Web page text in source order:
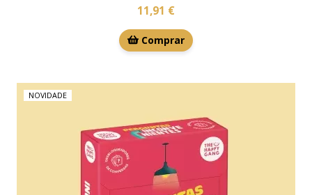
11,91 €
Comprar
NOVIDADE